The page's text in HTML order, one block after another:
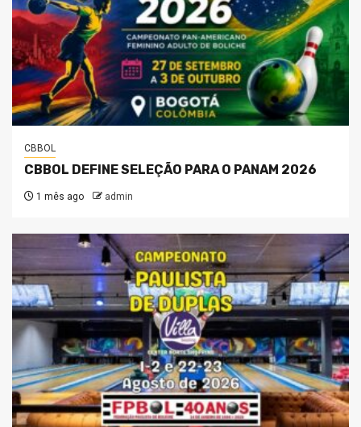
CBBOL
CBBOL DEFINE SELEÇÃO PARA O PANAM 2026
1 mês ago admin